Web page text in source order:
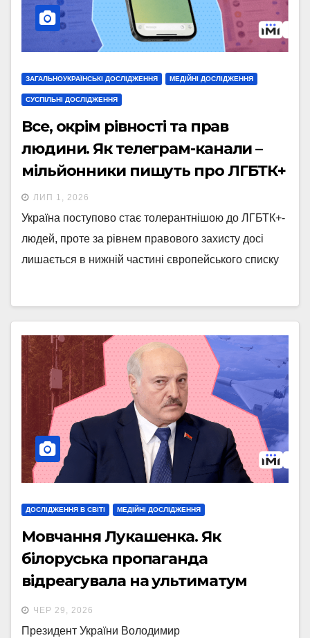
ЗАГАЛЬНОУКРАЇНСЬКІ ДОСЛІДЖЕННЯ МЕДІЙНІ ДОСЛІДЖЕННЯ
СУСПІЛЬНІ ДОСЛІДЖЕННЯ
Все, окрім рівності та прав
людини. Як телеграм-канали –
мільйонники пишуть про ЛГБТК+
ЛИП 1, 2026
Україна поступово стає толерантнішою до ЛГБТК+-
людей, проте за рівнем правового захисту досі
лишається в нижній частині європейського списку
ДОСЛІДЖЕННЯ В СВІТІ МЕДІЙНІ ДОСЛІДЖЕННЯ
Мовчання Лукашенка. Як
білоруська пропаганда
відреагувала на ультиматум
Зеленського
ЧЕР 29, 2026
Президент України Володимир